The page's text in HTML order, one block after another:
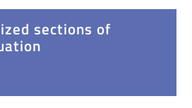
sections of